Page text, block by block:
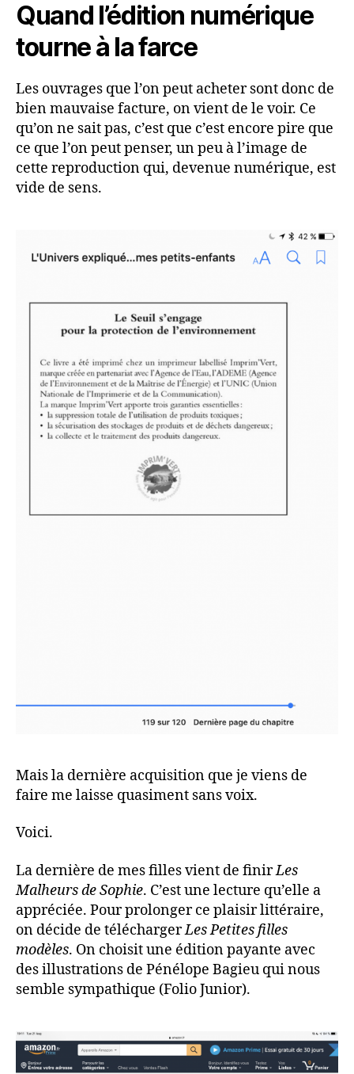
Quand l’édition numérique
tourne à la farce
Les ouvrages que l’on peut acheter sont donc de
bien mauvaise facture, on vient de le voir. Ce
qu’on ne sait pas, c’est que c’est encore pire que
ce que l’on peut penser, un peu à l’image de
cette reproduction qui, devenue numérique, est
vide de sens.
Mais la dernière acquisition que je viens de
faire me laisse quasiment sans voix.
Voici.
La dernière de mes filles vient de finirLes
Malheurs de Sophie. C’est une lecture qu’elle a
appréciée. Pour prolonger ce plaisir littéraire,
on décide de téléchargerLes Petites filles
modèles. On choisit une édition payante avec
des illustrations de Pénélope Bagieu qui nous
semble sympathique (Folio Junior).